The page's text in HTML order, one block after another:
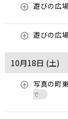
遊びの広場
遊びの広
10月18日 (土)
写真の町
で